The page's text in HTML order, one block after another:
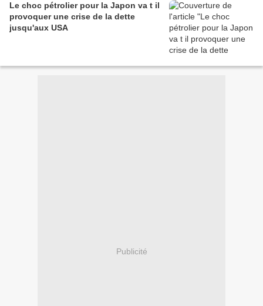
Le choc pétrolier pour la Japon va t il
provoquer une crise de la dette
jusqu'aux USA
Publicité